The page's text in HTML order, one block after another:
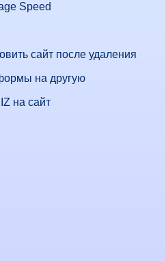
Speed
сайт после удаления
на другую
на сайт